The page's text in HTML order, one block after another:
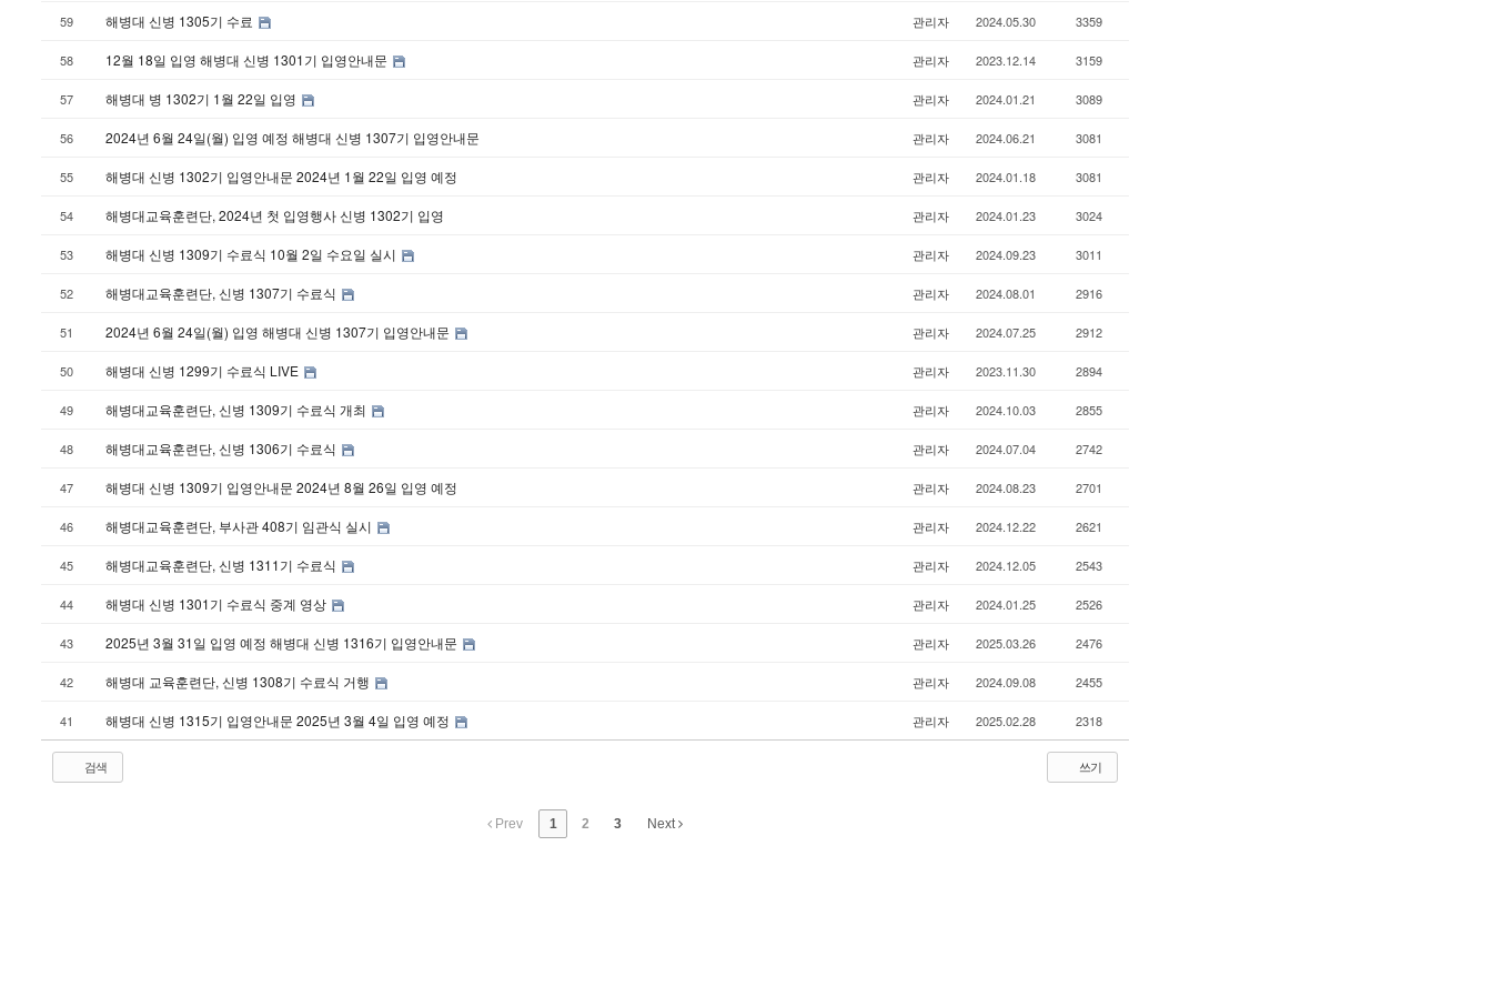
59 해병대 신병 1305기 수료 관리자 2024.05.30 3359
58 12월 18일 입영 해병대 신병 1301기 입영안내문 관리자 2023.12.14 3159
57 해병대 병 1302기 1월 22일 입영 관리자 2024.01.21 3089
56 2024년 6월 24일(월) 입영 예정 해병대 신병 1307기 입영안내문 관리자 2024.06.21 3081
55 해병대 신병 1302기 입영안내문 2024년 1월 22일 입영 예정 관리자 2024.01.18 3081
54 해병대교육훈련단, 2024년 첫 입영행사 신병 1302기 입영 관리자 2024.01.23 3024
53 해병대 신병 1309기 수료식 10월 2일 수요일 실시 관리자 2024.09.23 3011
52 해병대교육훈련단, 신병 1307기 수료식 관리자 2024.08.01 2916
51 2024년 6월 24일(월) 입영 해병대 신병 1307기 입영안내문 관리자 2024.07.25 2912
50 해병대 신병 1299기 수료식 LIVE 관리자 2023.11.30 2894
49 해병대교육훈련단, 신병 1309기 수료식 개최 관리자 2024.10.03 2855
48 해병대교육훈련단, 신병 1306기 수료식 관리자 2024.07.04 2742
47 해병대 신병 1309기 입영안내문 2024년 8월 26일 입영 예정 관리자 2024.08.23 2701
46 해병대교육훈련단, 부사관 408기 임관식 실시 관리자 2024.12.22 2621
45 해병대교육훈련단, 신병 1311기 수료식 관리자 2024.12.05 2543
44 해병대 신병 1301기 수료식 중계 영상 관리자 2024.01.25 2526
43 2025년 3월 31일 입영 예정 해병대 신병 1316기 입영안내문 관리자 2025.03.26 2476
42 해병대 교육훈련단, 신병 1308기 수료식 거행 관리자 2024.09.08 2455
41 해병대 신병 1315기 입영안내문 2025년 3월 4일 입영 예정 관리자 2025.02.28 2318
검색 쓰기
Prev 1 2 3 Next